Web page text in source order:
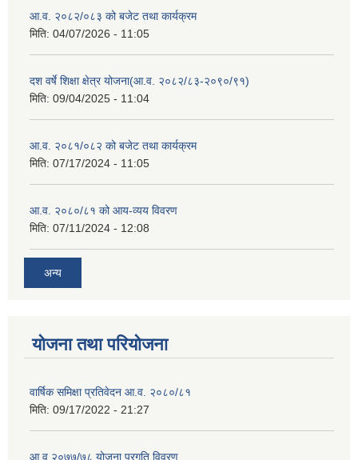
आ.व. २०८२/०८३ को बजेट तथा कार्यक्रम
मिति: 04/07/2026 - 11:05
दश वर्षे शिक्षा क्षेत्र योजना(आ.व. २०८२/८३-२०९०/९१)
मिति: 09/04/2025 - 11:04
आ.व. २०८१/०८२ को बजेट तथा कार्यक्रम
मिति: 07/17/2024 - 11:05
आ.व. २०८०/८१ को आय-व्यय विवरण
मिति: 07/11/2024 - 12:08
अन्य
योजना तथा परियोजना
वार्षिक समिक्षा प्रतिवेदन आ.व. २०८०/८१
मिति: 09/17/2022 - 21:27
आ.व् २०७७/७८ योजना प्रगति विवरण